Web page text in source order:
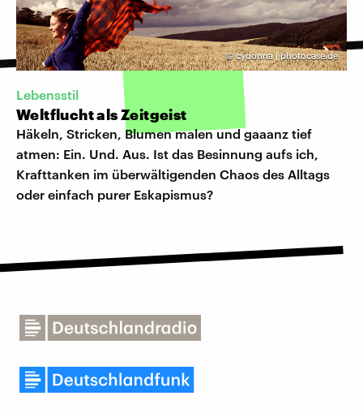
©cydonna | photocase.de
Lebensstil
Weltflucht als Zeitgeist
Häkeln, Stricken, Blumen malen und gaaanz tief
atmen: Ein. Und. Aus. Ist das Besinnung aufs ich,
Krafttanken im überwältigenden Chaos des Alltags
oder einfach purer Eskapismus?